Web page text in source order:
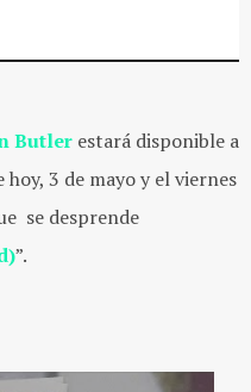
Butler estará disponible a
hoy, 3 de mayo y el viernes
se desprende
”.